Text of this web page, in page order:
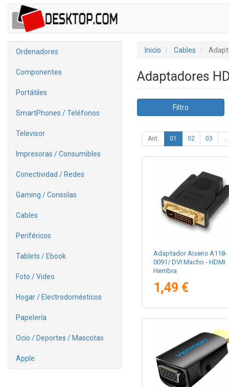
Ordenadores
Componentes
Portátiles
SmartPhones / Teléfonos
Televisor
Impresoras / Consumibles
Conectividad / Redes
Gaming / Consolas
Cables
Periféricos
Tablets / Ebook
Foto / Video
Hogar / Electrodomésticos
Papelería
Ocio / Deportes / Mascotas
Apple
Inicio Cables
Adaptadores
Filtro
Ant. 01 02 03 ...
Adaptador Aisens A118-
0091/ DVI Macho - HDMI
Hembra
1,49 €